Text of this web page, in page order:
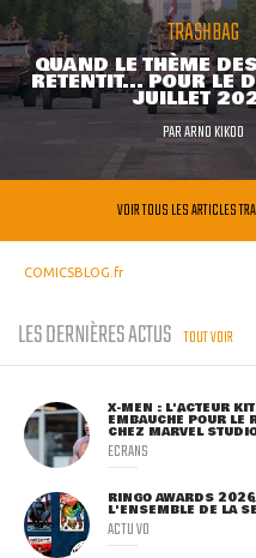
TRASHBAG
QUAND LE THÈME
RETENTIT... POUR LE
JUILLET
PARARNO KIKOO
VOIR TOUS LES ARTICLES
COMICSBLOG.fr
LES DERNIÈRES ACTUS TOUT VOIR
X-MEN : L'ACTEUR
EMBAUCHÉ POUR LE
CHEZ MARVEL
ECRANS
RINGO AWARDS
L'ENSEMBLE DE LA
ACTU VO